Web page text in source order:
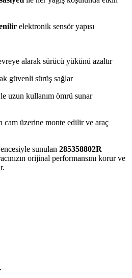
elektronik sensör yapısı
alarak sürücü yükünü azaltır
güvenli sürüş sağlar
uzun kullanım ömrü sunar
üzerine monte edilir ve araç
sunulan 285358802R
orijinal performansını korur ve